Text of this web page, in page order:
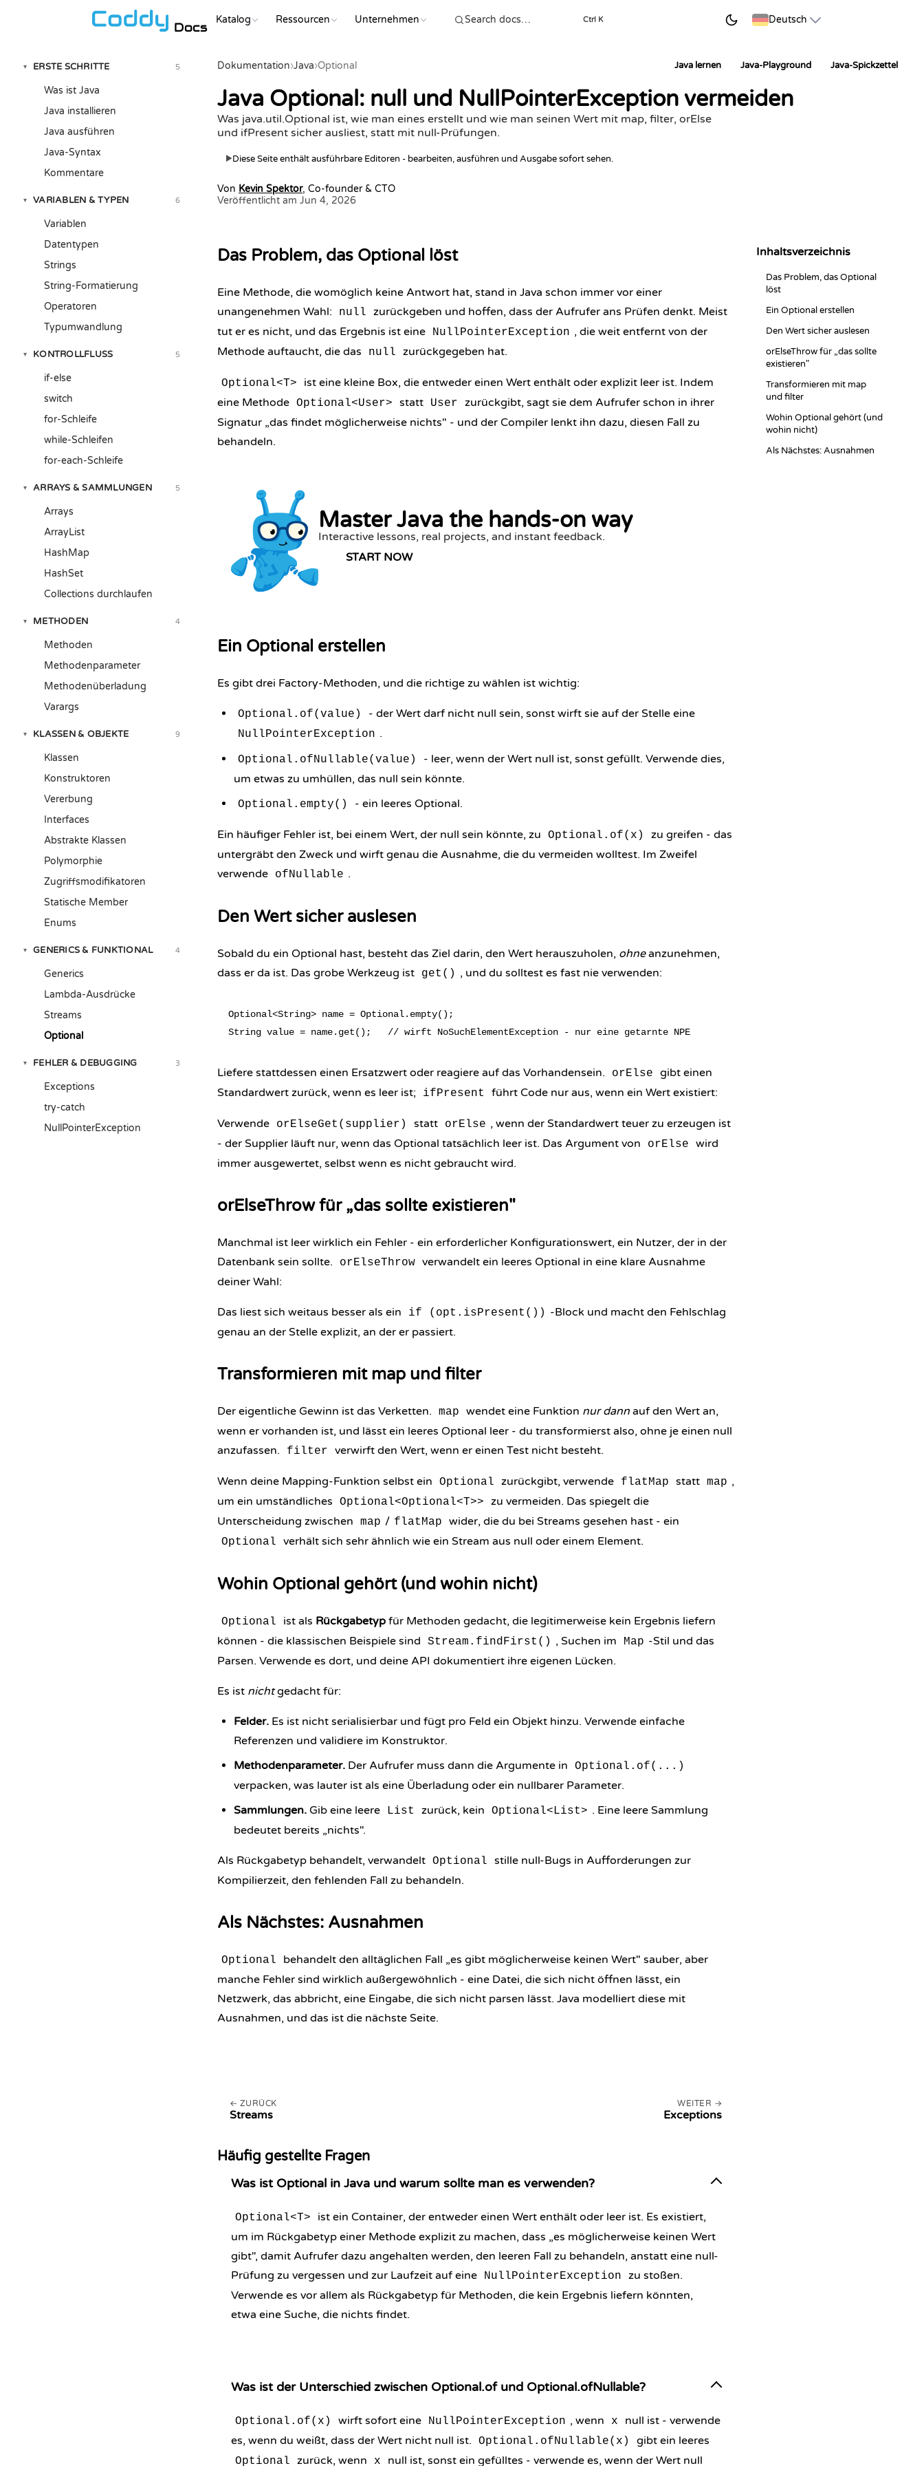
Docs Katalog Ressourcen Unternehmen Ctrl K Deutsch
▾ ERSTE SCHRITTE 5
Was ist Java
Java installieren
Java ausführen
Java-Syntax
Kommentare
▾ VARIABLEN & TYPEN 6
Variablen
Datentypen
Strings
String-Formatierung
Operatoren
Typumwandlung
▾ KONTROLLFLUSS 5
if-else
switch
for-Schleife
while-Schleifen
for-each-Schleife
▾ ARRAYS & SAMMLUNGEN 5
Arrays
ArrayList
HashMap
HashSet
Collections durchlaufen
▾ METHODEN 4
Methoden
Methodenparameter
Methodenüberladung
Varargs
▾ KLASSEN & OBJEKTE 9
Klassen
Konstruktoren
Vererbung
Interfaces
Abstrakte Klassen
Polymorphie
Zugriffsmodifikatoren
Statische Member
Enums
▾ GENERICS & FUNKTIONAL 4
Generics
Lambda-Ausdrücke
Streams
Optional
▾ FEHLER & DEBUGGING 3
Exceptions
try-catch
NullPointerException
Dokumentation›Java›Optional Java lernen Java-Playground Java-Spickzettel
Java Optional: null und NullPointerException vermeiden
Was java.util.Optional ist, wie man eines erstellt und wie man seinen Wert mit map, filter, orElse
und ifPresent sicher ausliest, statt mit null-Prüfungen.
▶Diese Seite enthält ausführbare Editoren - bearbeiten, ausführen und Ausgabe sofort sehen.
Von Kevin Spektor, Co-founder & CTO
Veröffentlicht am Jun 4, 2026
Das Problem, das Optional löst
Eine Methode, die womöglich keine Antwort hat, stand in Java schon immer vor einer
unangenehmen Wahl:
null
zurückgeben und hoffen, dass der Aufrufer ans Prüfen denkt. Meist
tut er es nicht, und das Ergebnis ist eine
NullPointerException , die weit entfernt von der
Methode auftaucht, die das
null zurückgegeben hat.
Optional<T>
ist eine kleine Box, die entweder einen Wert enthält oder explizit leer ist. Indem
eine Methode Optional<User> statt User
zurückgibt, sagt sie dem Aufrufer schon in ihrer
Signatur „das findet möglicherweise nichts" - und der Compiler lenkt ihn dazu, diesen Fall zu
behandeln.
Master Java the hands-on way
Interactive lessons, real projects, and instant feedback.
START NOW
Ein Optional erstellen
Es gibt drei Factory-Methoden, und die richtige zu wählen ist wichtig:
Optional.of(value) - der Wert darf nicht null sein, sonst wirft sie auf der Stelle eine
NullPointerException .
Optional.ofNullable(value)
- leer, wenn der Wert null ist, sonst gefüllt. Verwende dies,
um etwas zu umhüllen, das null sein könnte.
Optional.empty() - ein leeres Optional.
Ein häufiger Fehler ist, bei einem Wert, der null sein könnte, zu Optional.of(x)
zu greifen - das
untergräbt den Zweck und wirft genau die Ausnahme, die du vermeiden wolltest. Im Zweifel
verwende
ofNullable .
Den Wert sicher auslesen
Sobald du ein Optional hast, besteht das Ziel darin, den Wert herauszuholen, ohneanzunehmen,
dass er da ist. Das grobe Werkzeug ist
get() , und du solltest es fast nie verwenden:
Optional<String> name = Optional.empty();
Liefere stattdessen einen Ersatzwert oder reagiere auf das Vorhandensein. orElse
gibt einen
Standardwert zurück, wenn es leer ist;
ifPresent führt Code nur aus, wenn ein Wert existiert:
Verwende orElseGet(supplier) statt orElse , wenn der Standardwert teuer zu erzeugen ist
- der Supplier läuft nur, wenn das Optional tatsächlich leer ist. Das Argument von
orElse
wird
immer ausgewertet, selbst wenn es nicht gebraucht wird.
orElseThrow für „das sollte existieren"
Manchmal ist leer wirklich ein Fehler - ein erforderlicher Konfigurationswert, ein Nutzer, der in der
Datenbank sein sollte.
orElseThrow verwandelt ein leeres Optional in eine klare Ausnahme
deiner Wahl:
Das liest sich weitaus besser als ein if (opt.isPresent()) -Block und macht den Fehlschlag
genau an der Stelle explizit, an der er passiert.
Transformieren mit map und filter
Der eigentliche Gewinn ist das Verketten. map wendet eine Funktion nur dann auf den Wert an,
wenn er vorhanden ist, und lässt ein leeres Optional leer - du transformierst also, ohne je einen null
anzufassen.
filter verwirft den Wert, wenn er einen Test nicht besteht.
Wenn deine Mapping-Funktion selbst ein Optional zurückgibt, verwende flatMap statt map ,
um ein umständliches
Optional<Optional<T>>
zu vermeiden. Das spiegelt die
Unterscheidung zwischen
map / flatMap wider, die du bei Streams gesehen hast - ein
Optional verhält sich sehr ähnlich wie ein Stream aus null oder einem Element.
Wohin Optional gehört (und wohin nicht)
Optional ist als Rückgabetyp für Methoden gedacht, die legitimerweise kein Ergebnis liefern
können - die klassischen Beispiele sind
Stream.findFirst() , Suchen im Map -Stil und das
Parsen. Verwende es dort, und deine API dokumentiert ihre eigenen Lücken.
Es ist nichtgedacht für:
Felder. Es ist nicht serialisierbar und fügt pro Feld ein Objekt hinzu. Verwende einfache
Referenzen und validiere im Konstruktor.
Methodenparameter. Der Aufrufer muss dann die Argumente in Optional.of(...)
verpacken, was lauter ist als eine Überladung oder ein nullbarer Parameter.
Sammlungen. Gib eine leere List zurück, kein Optional<List> . Eine leere Sammlung
bedeutet bereits „nichts".
Als Rückgabetyp behandelt, verwandelt Optional
stille null-Bugs in Aufforderungen zur
Kompilierzeit, den fehlenden Fall zu behandeln.
Als Nächstes: Ausnahmen
Optional
behandelt den alltäglichen Fall „es gibt möglicherweise keinen Wert" sauber, aber
manche Fehler sind wirklich außergewöhnlich - eine Datei, die sich nicht öffnen lässt, ein
Netzwerk, das abbricht, eine Eingabe, die sich nicht parsen lässt. Java modelliert diese mit
Ausnahmen, und das ist die nächste Seite.
ZURÜCK
Streams
WEITER
Exceptions
Häufig gestellte Fragen
Was ist Optional in Java und warum sollte man es verwenden?
Optional<T>
ist ein Container, der entweder einen Wert enthält oder leer ist. Es existiert,
um im Rückgabetyp einer Methode explizit zu machen, dass „es möglicherweise keinen Wert
gibt", damit Aufrufer dazu angehalten werden, den leeren Fall zu behandeln, anstatt eine null-
Prüfung zu vergessen und zur Laufzeit auf eine
NullPointerException
zu stoßen.
Verwende es vor allem als Rückgabetyp für Methoden, die kein Ergebnis liefern könnten,
etwa eine Suche, die nichts findet.
Was ist der Unterschied zwischen Optional.of und Optional.ofNullable?
Optional.of(x) wirft sofort eine NullPointerException , wenn x
null ist - verwende
es, wenn du weißt, dass der Wert nicht null ist.
Optional.ofNullable(x) gibt ein leeres
Optional zurück, wenn x null ist, sonst ein gefülltes - verwende es, wenn der Wert null
Inhaltsverzeichnis
Das Problem, das Optional
löst
Ein Optional erstellen
Den Wert sicher auslesen
orElseThrow für „das sollte
existieren"
Transformieren mit map
und filter
Wohin Optional gehört (und
wohin nicht)
Als Nächstes: Ausnahmen